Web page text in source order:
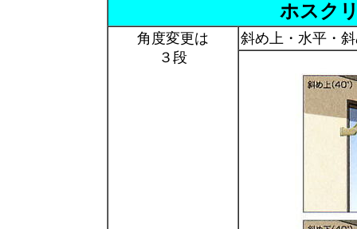
ホスク
角度変更は
３段
斜め上・水平・